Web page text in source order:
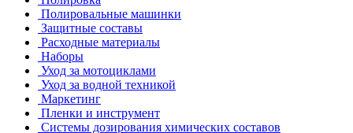
Полировальные машинки
Защитные составы
Расходные материалы
Наборы
Уход за мотоциклами
Уход за водной техникой
Маркетинг
Пленки и инструмент
Системы дозирования химических составов